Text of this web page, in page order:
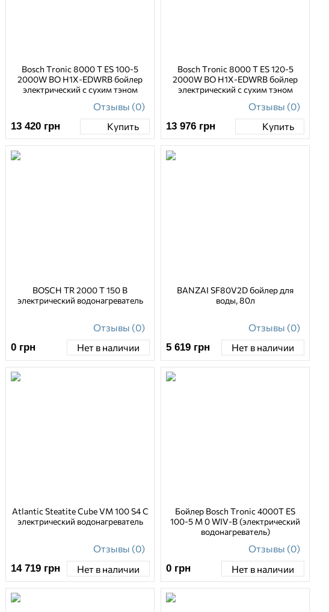
Bosch Tronic 8000 T ES 100-5
2000W BO H1X-EDWRB бойлер
электрический с сухим тэном
Отзывы (0)
13 420 грн Купить
Bosch Tronic 8000 T ES 120-5
2000W BO H1X-EDWRB бойлер
электрический с сухим тэном
Отзывы (0)
13 976 грн Купить
BOSCH TR 2000 T 150 B
электрический водонагреватель
Отзывы (0)
0 грн Нет в наличии
BANZAI SF80V2D бойлер для
воды, 80л
Отзывы (0)
5 619 грн Нет в наличии
Atlantic Steatite Cube VM 100 S4 C
электрический водонагреватель
Отзывы (0)
14 719 грн Нет в наличии
Бойлер Bosch Tronic 4000T ES
100-5 M 0 WIV-B (электрический
водонагреватель)
Отзывы (0)
0 грн Нет в наличии